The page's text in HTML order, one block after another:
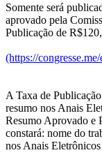
Somente será
aprovado pela
Publicação de
(https://
A Taxa de
resumo nos Anais
Resumo Aprovado e
constará: nome do
nos Anais